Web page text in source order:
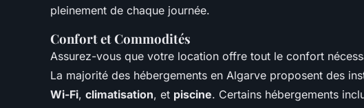
pleinement de chaque journée.
Confort et Commodités
Assurez-vous que votre location offre tout le confort
La majorité des hébergements en Algarve proposent des
Wi-Fi, climatisation, et piscine. Certains hébergements